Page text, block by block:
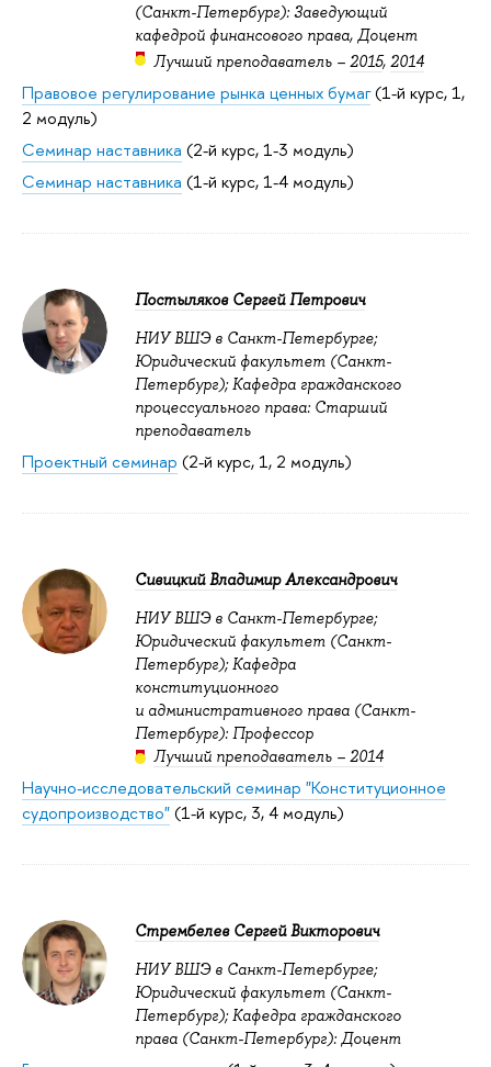
(Санкт-Петербург): Заведующий
кафедрой финансового права, Доцент
Лучший преподаватель – 2015, 2014
Правовое регулирование рынка ценных бумаг(1-й курс, 1,
2 модуль)
Семинар наставника (2-й курс, 1-3 модуль)
Семинар наставника (1-й курс, 1-4 модуль)
Постыляков Сергей Петрович
НИУ ВШЭ в Санкт-Петербурге;
Юридический факультет (Санкт-
Петербург); Кафедра гражданского
процессуального права: Старший
преподаватель
Проектный семинар (2-й курс, 1, 2 модуль)
Сивицкий Владимир Александрович
НИУ ВШЭ в Санкт-Петербурге;
Юридический факультет (Санкт-
Петербург); Кафедра
конституционного
и административного права (Санкт-
Петербург): Профессор
Лучший преподаватель – 2014
Научно-исследовательский семинар "Конституционное
судопроизводство"(1-й курс, 3, 4 модуль)
Стрембелев Сергей Викторович
НИУ ВШЭ в Санкт-Петербурге;
Юридический факультет (Санкт-
Петербург); Кафедра гражданского
права (Санкт-Петербург): Доцент